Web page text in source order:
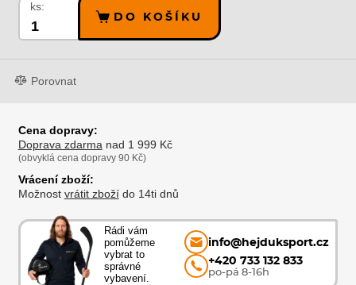
ks:
DO KOŠÍKU
Porovnat
Cena dopravy:
Doprava zdarma nad 1 999 Kč
(obvyklá cena dopravy 90 Kč)
Vrácení zboží:
Možnost vrátit zbožído 14ti dnů
Rádi vám
pomůžeme
vybrat to
správné
vybavení.
info@hejduksport.cz
+420 733 132 833
po-pá 8-16h